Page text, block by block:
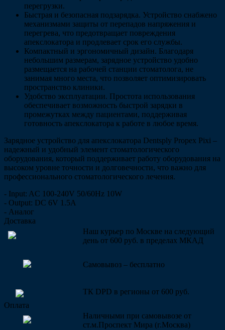
перегрузки.
Быстрая и безопасная подзарядка. Устройство снабжено
механизмами защиты от перепадов напряжения и
перегрева, что предотвращает повреждения
апекслокатора и продлевает срок его службы.
Компактный и эргономичный дизайн. Благодаря
небольшим размерам, зарядное устройство удобно
размещается на рабочей станции стоматолога, не
занимая много места, что позволяет оптимизировать
пространство клиники.
Удобство эксплуатации. Простота использования
обеспечивает возможность быстрой зарядки в
промежутках между пациентами, поддерживая
готовность апекслокатора к работе в любое время.
Зарядное устройство для апекслокатора Dentsply Propex Pixi –
надежный и удобный элемент стоматологического
оборудования, который поддерживает работу оборудования на
высоком уровне точности и долговечности, что важно для
профессионального стоматологического лечения.
- Input: AC 100-240V 50/60Hz 10W
- Output: DC 6V 1.5A
- Аналог
Доставка
Наш курьер по Москве на следующий
день от 600 руб. в пределах МКАД
Самовывоз – бесплатно
ТК DPD в регионы от 600 руб.
Оплата
Наличными при самовывозе от
ст.м.Проспект Мира (г.Москва)